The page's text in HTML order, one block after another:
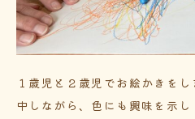
１歳児と２歳児でお絵かきを
中しながら、色にも興味を示し